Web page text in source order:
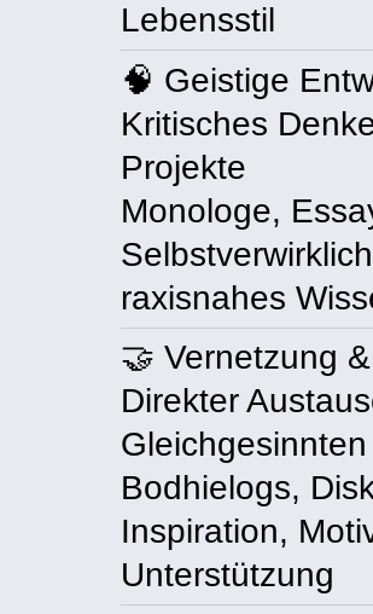
Lebensstil
🧠 Geistige
Kritisches
Projekte
Monologe,
raxisnahes
🤝 Vernetzung
Direkter
Gleichgesinnten
Bodhielogs,
Inspiration,
Unterstützung